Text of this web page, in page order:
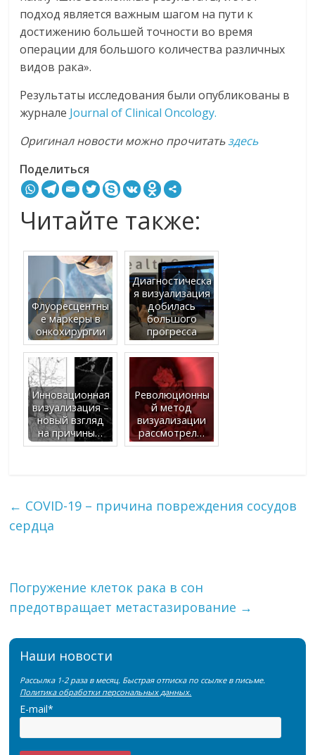
подход является важным шагом на пути к
достижению большей точности во время
операции для большого количества различных
видов рака».
Результаты исследования были опубликованы в
журнале Journal of Clinical Oncology.
Оригинал новости можно прочитатьздесь
Поделиться
Читайте также:
Флуоресцентны
е маркеры в
онкохирургии
Диагностическа
я визуализация
добилась
большого
прогресса
Инновационная
визуализация –
новый взгляд
на причины…
Революционны
й метод
визуализации
рассмотрел…
← COVID-19 – причина повреждения сосудов
сердца
Погружение клеток рака в сон
предотвращает метастазирование →
Наши новости
Рассылка 1-2 раза в месяц. Быстрая отписка по ссылке в письме.
Политика обработки персональных данных.
E-mail*